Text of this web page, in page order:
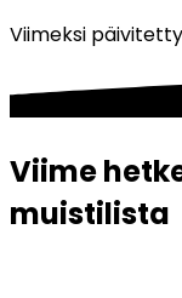
Viimeksi päivitetty
Viime
muistilista